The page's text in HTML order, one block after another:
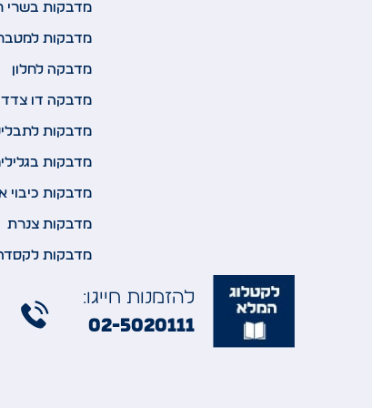
מדבקות בשרי
מדבקות
מדבקה לחלון
מדבקה דו
מדבקות
מדבקות
מדבקות כיבוי
מדבקות צנרת
מדבקות
להזמנות חייגו:
02-5020111